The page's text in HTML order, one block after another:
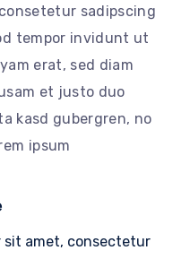
sadipscing
tempor invidunt ut
erat, sed diam
et justo duo
kasd gubergren, no
ipsum
sit amet, consectetur